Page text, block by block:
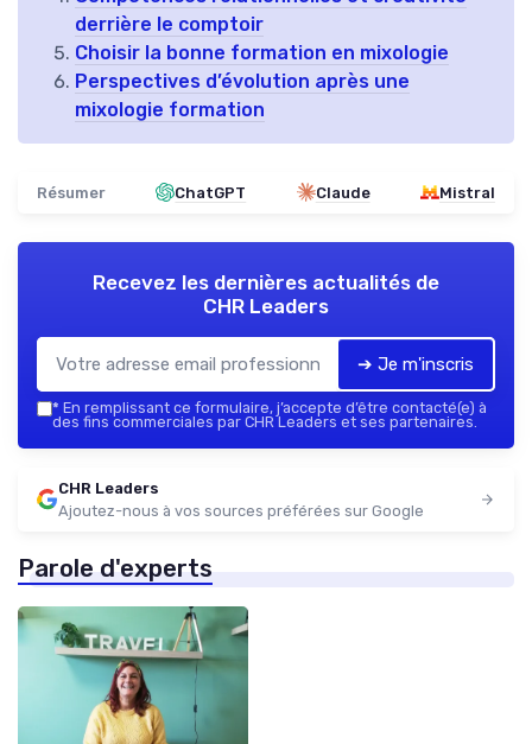
derrière le comptoir
Choisir la bonne formation en mixologie
Perspectives d’évolution après une
mixologie formation
Résumer ChatGPT Claude Mistral
Recevez les dernières actualités de
CHR Leaders
➔ Je m'inscris
* En remplissant ce formulaire, j’accepte d’être contacté(e) à
des fins commerciales par CHR Leaders et ses partenaires.
CHR Leaders
Ajoutez-nous à vos sources préférées sur Google
Parole d'experts